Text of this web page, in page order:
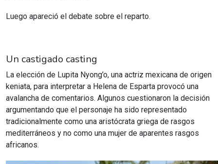
Luego apareció el debate sobre el reparto.
Un castigado casting
La elección de Lupita Nyong’o, una actriz mexicana de origen
keniata, para interpretar a Helena de Esparta provocó una
avalancha de comentarios. Algunos cuestionaron la decisión
argumentando que el personaje ha sido representado
tradicionalmente como una aristócrata griega de rasgos
mediterráneos y no como una mujer de aparentes rasgos
africanos.